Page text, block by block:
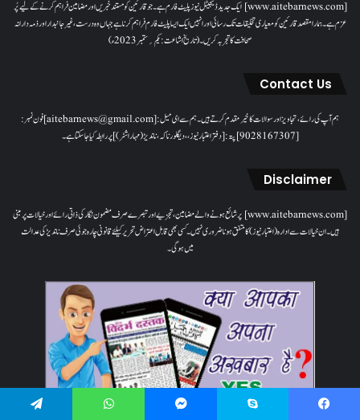
[www.aitebarnews.com] ایک جدید ڈیجیٹل نیوز پلیٹ فارم ہے۔ جو قارئین کو مستند خبریں اور مضامین فراہم کرنے کے لیے پُر
عزم ہے۔ ہمارا مقصدقارئین کو معیاری تخلیقات تک رسائی اور انہیں ایک ایسا پلیٹ فارم فراہم کرنا ہے جہاں وہ درست، غیر جانبدار اور ذمہ دارانہ
صحافت کا تجربہ کریں۔( تاریخ اشاعت : یکم؍ ستمبر 2023ء)
Contact Us
ہم آپ کی رائے، تجاویز اور سوالات کا خیرمقدم کرتے ہیں۔ ہم سےای میل: [aitebarnews@gmail.com]فون نمبر:
[9028167307]پتہ: [دفتر اعتبار نیوز، ، دیگلور ناکہ، ناندیڑ(مہاراشٹر) ] پر رابطہ کیا جاسکتا ہے۔
Disclaimer
[www.aitebarnews.com] پر شائع ہونے والے مضامین، تجزیے اور تبصرے صرف مضمون نگار کی ذاتی رائے اور خیالات پر مبنی
ہیں۔ ان خیالات سے ادارہ (اعتبار نیوز) کا متفق ہونا ضروری نہیں۔ کسی بھی قابل اعتراض تحریر کیلئے قانونی چارہ جوئی صرف ناندیڑ کی عدالت
میں ہوگی۔